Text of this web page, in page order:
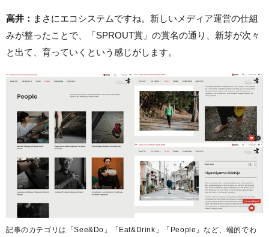
高井： まさにエコシステムですね。新しいメディア運営の仕組
みが整ったことで、「SPROUT賞」の賞名の通り、新芽が次々
と出て、育っていくという感じがします。
記事のカテゴリは「See&Do」「Eat&Drink」「People」など、端的でわ